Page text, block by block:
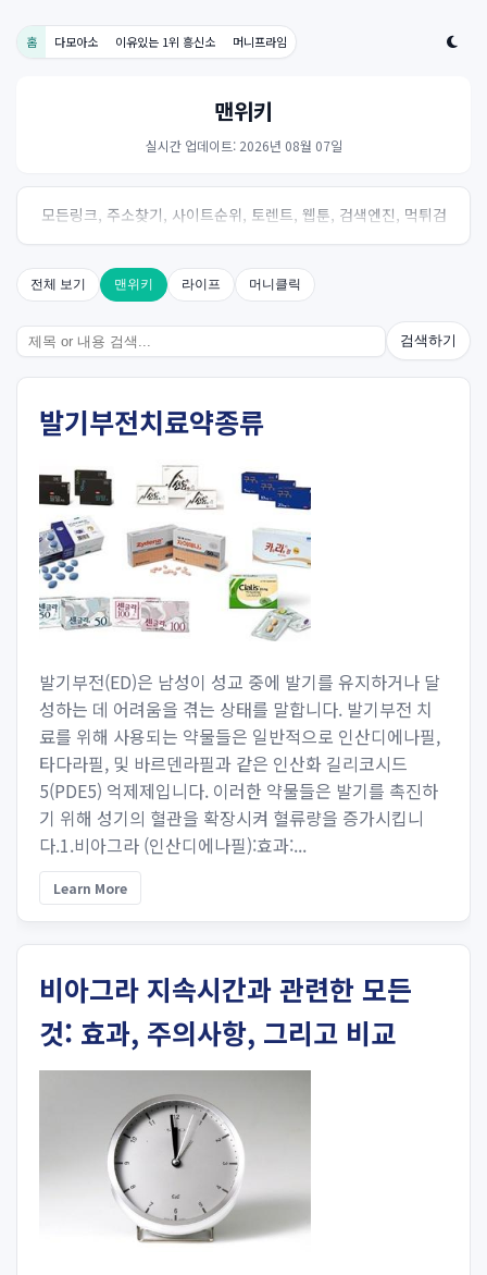
홈 다모아소 이유있는 1위 흥신소 머니프라임
맨위키
실시간 업데이트: 2026년 08월 07일
모든링크, 주소찾기, 사이트순위, 토렌트, 웹툰, 검색엔진, 먹튀검
증, 스포츠, 드라마, 커뮤니티 링크사이트! 여기여
전체 보기 맨위키 라이프 머니클릭
검색하기
발기부전치료약종류
발기부전(ED)은 남성이 성교 중에 발기를 유지하거나 달
성하는 데 어려움을 겪는 상태를 말합니다. 발기부전 치
료를 위해 사용되는 약물들은 일반적으로 인산디에나필,
타다라필, 및 바르덴라필과 같은 인산화 길리코시드
5(PDE5) 억제제입니다. 이러한 약물들은 발기를 촉진하
기 위해 성기의 혈관을 확장시켜 혈류량을 증가시킵니
다.1.비아그라 (인산디에나필):효과:...
Learn More
비아그라 지속시간과 관련한 모든
것: 효과, 주의사항, 그리고 비교